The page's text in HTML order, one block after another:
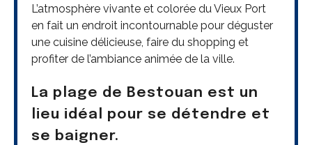
L’atmosphère vivante et colorée du Vieux Port
en fait un endroit incontournable pour déguster
une cuisine délicieuse, faire du shopping et
profiter de l’ambiance animée de la ville.
La plage de Bestouan est un
lieu idéal pour se détendre et
se baigner.